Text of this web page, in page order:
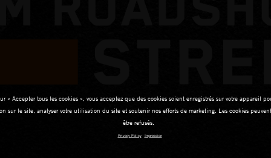
« Accepter tous les cookies », vous acceptez que des cookies soient enregistrés sur votre appareil
sur le site, analyser votre utilisation du site et soutenir nos efforts de marketing. Les cookies
être refusés.
Privacy Policy Impression